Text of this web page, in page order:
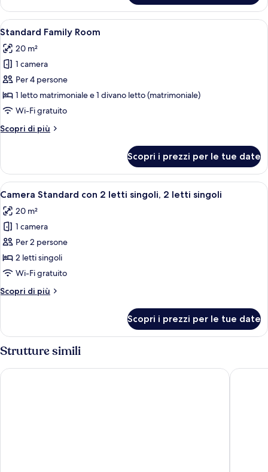
Family
Room
Apri
tutte
le
foto
per
Standard
Family
Una camera d'albergo con un letto,
9
Standard Family Room
20 m²
1 camera
Per 4 persone
1 letto matrimoniale e 1 divano letto (matrimoniale)
Wi-Fi gratuito
Scopri di più
Altri
Family
Room
Scopri i prezzi per le tue date
Apri
tutte
le
foto
per
Camera
Standard
2
2
letti
singoli
Una camera d'albergo con due letti,
8
Camera Standard con 2 letti singoli, 2 letti singoli
20 m²
1 camera
Per 2 persone
2 letti singoli
Wi-Fi gratuito
Scopri di più
Altri
Standard
con
2
letti
singoli,
Scopri i prezzi per le tue date
Strutture simili
Motel One München-Deutsches Museum Holiday